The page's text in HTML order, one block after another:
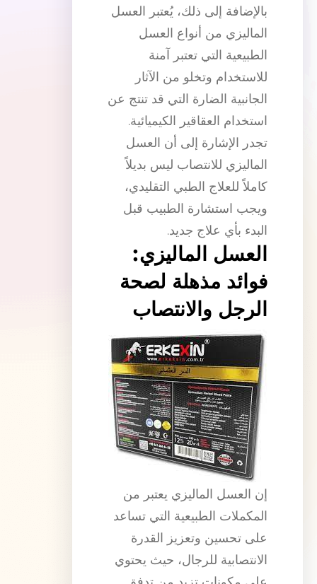
بالإضافة إلى ذلك، يُعتبر العسل
الماليزي من أنواع العسل
الطبيعية التي تعتبر آمنة
للاستخدام وتخلو من الآثار
الجانبية الضارة التي قد تنتج عن
استخدام العقاقير الكيميائية.
تجدر الإشارة إلى أن العسل
الماليزي للانتصاب ليس بديلاً
كاملاً للعلاج الطبي التقليدي،
ويجب استشارة الطبيب قبل
البدء بأي علاج جديد.
العسل الماليزي:
فوائد مذهلة لصحة
الرجل والانتصاب
إن العسل الماليزي يعتبر من
المكملات الطبيعية التي تساعد
على تحسين وتعزيز القدرة
الانتصابية للرجال، حيث يحتوي